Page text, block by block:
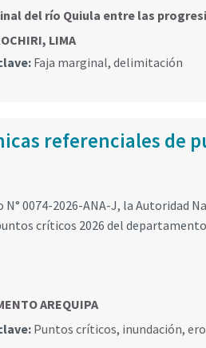
del río Quiula entre las
LIMA
Faja marginal, delimitación
referenciales de
N° 0074-2026-ANA-J, la Autoridad
críticos 2026 del
AREQUIPA
Puntos críticos, inundación,